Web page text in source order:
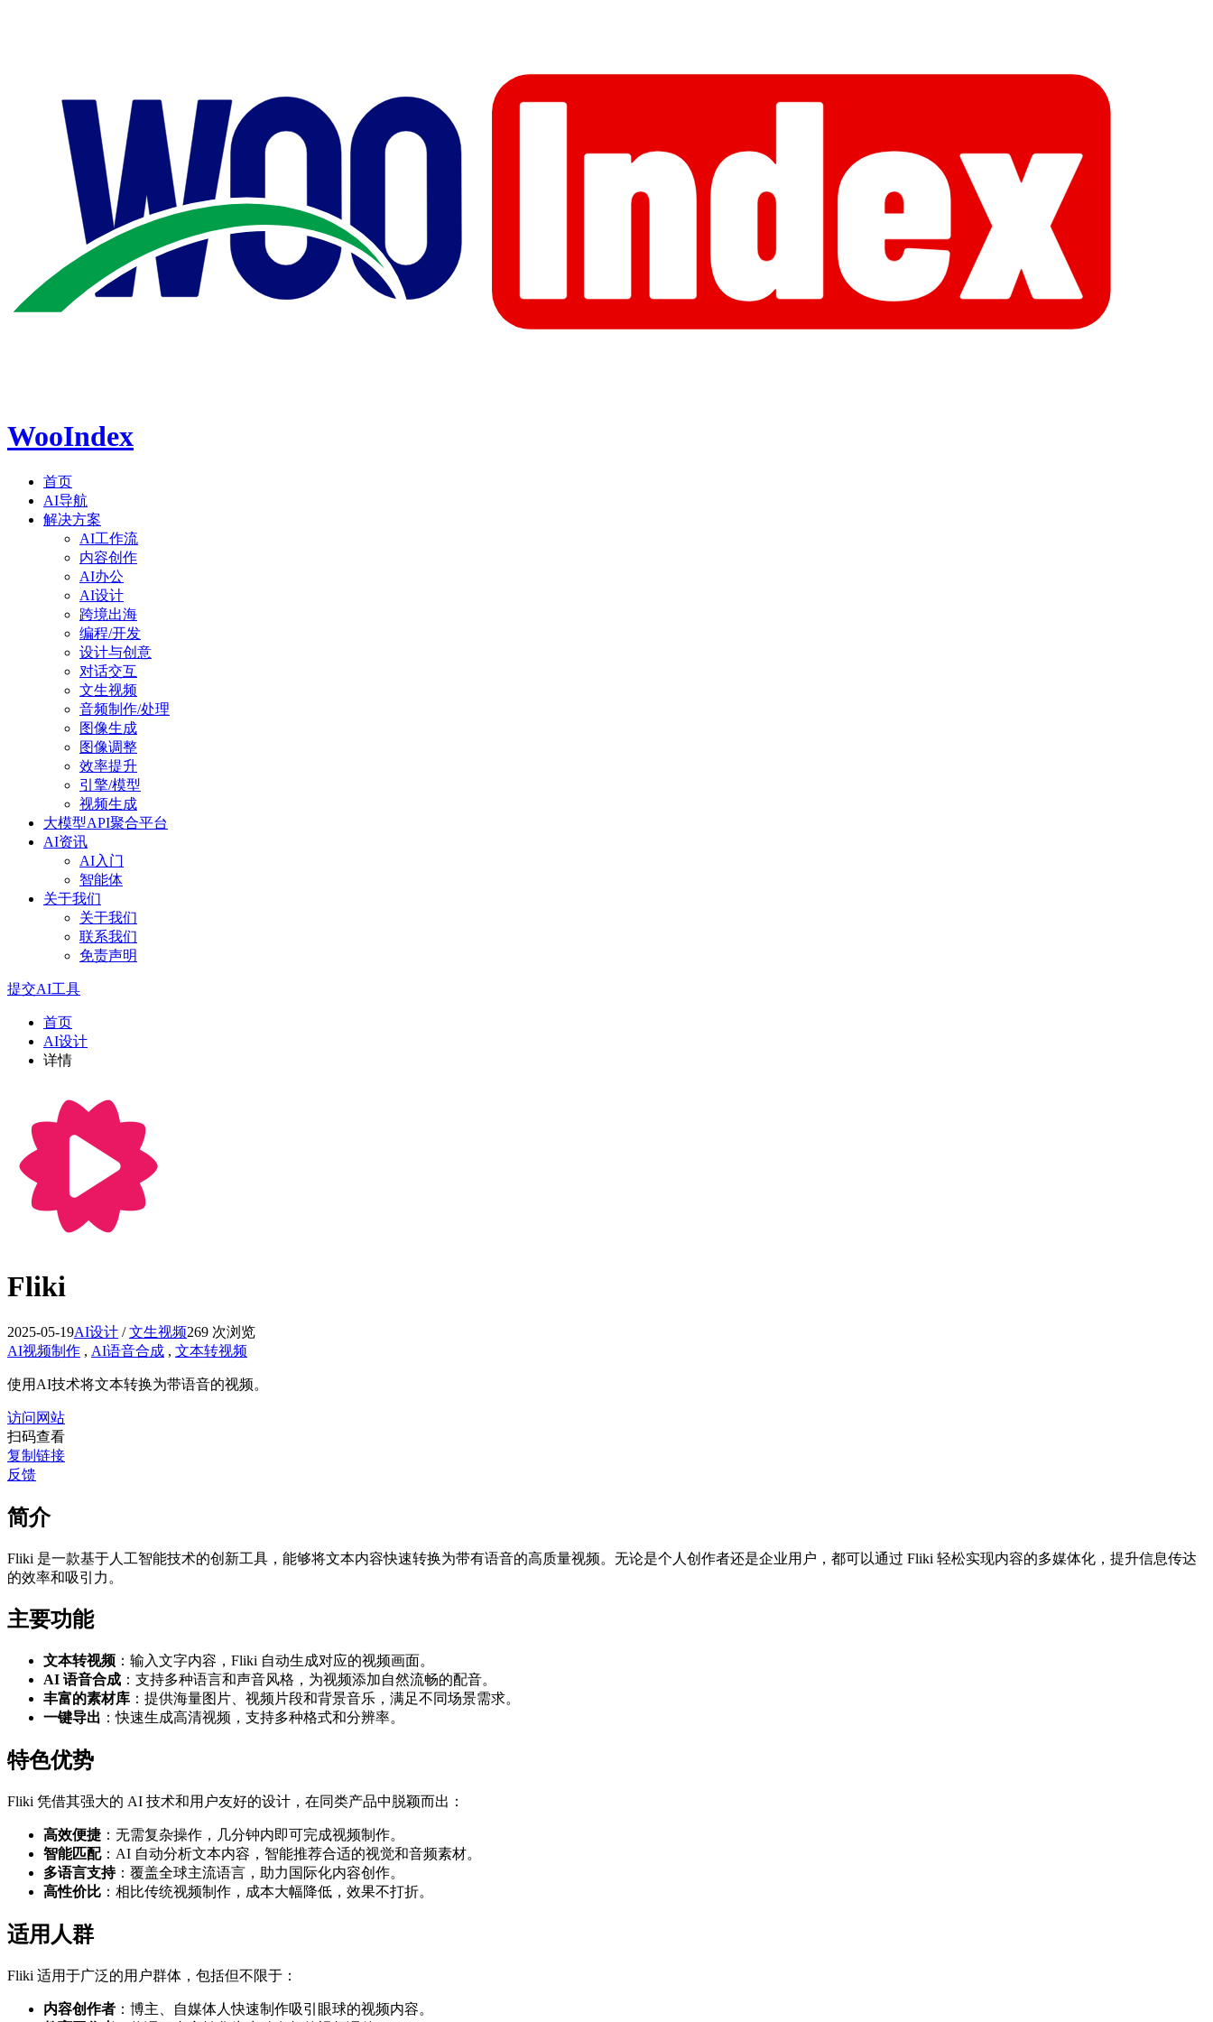
WooIndex
首页
AI导航
解决方案
AI工作流
内容创作
AI办公
AI设计
跨境出海
编程/开发
设计与创意
对话交互
文生视频
音频制作/处理
图像生成
图像调整
效率提升
引擎/模型
视频生成
大模型API聚合平台
AI资讯
AI入门
智能体
关于我们
关于我们
联系我们
免责声明
提交AI工具
首页
AI设计
详情
Fliki
2025-05-19AI设计 /文生视频269 次浏览
AI视频制作 , AI语音合成 , 文本转视频
使用AI技术将文本转换为带语音的视频。
访问网站
扫码查看
复制链接
反馈
简介
Fliki 是一款基于人工智能技术的创新工具，能够将文本内容快速转换为带有语音的高质量视频。无论是个人创作者还是企业用户，都可以通过 Fliki 轻松实现内容的多媒体化，提升信息传达
的效率和吸引力。
主要功能
文本转视频 ：输入文字内容，Fliki 自动生成对应的视频画面。
AI 语音合成 ：支持多种语言和声音风格，为视频添加自然流畅的配音。
丰富的素材库 ：提供海量图片、视频片段和背景音乐，满足不同场景需求。
一键导出 ：快速生成高清视频，支持多种格式和分辨率。
特色优势
Fliki 凭借其强大的 AI 技术和用户友好的设计，在同类产品中脱颖而出：
高效便捷 ：无需复杂操作，几分钟内即可完成视频制作。
智能匹配：AI 自动分析文本内容，智能推荐合适的视觉和音频素材。
多语言支持：覆盖全球主流语言，助力国际化内容创作。
高性价比 ：相比传统视频制作，成本大幅降低，效果不打折。
适用人群
Fliki 适用于广泛的用户群体，包括但不限于：
内容创作者 ：博主、自媒体人快速制作吸引眼球的视频内容。